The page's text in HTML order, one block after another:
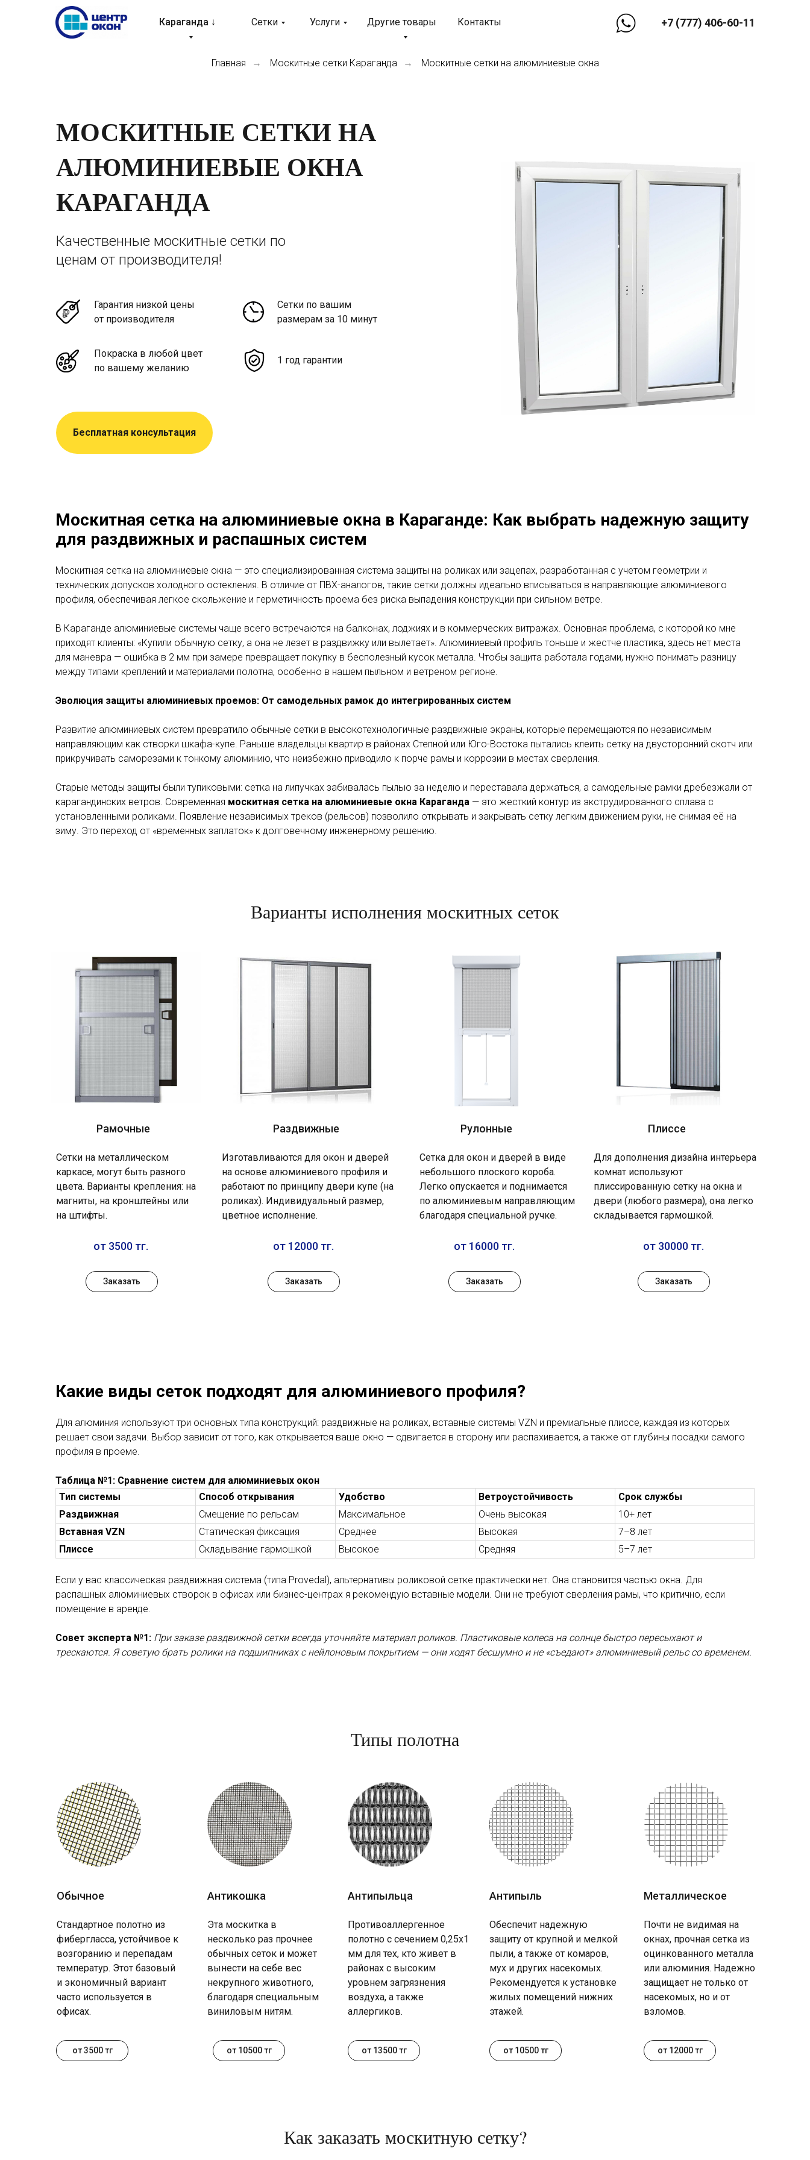
+7 (777) 406-60-11
Услуги
Караганда ↓ Другие товары Контакты
Сетки
Главная → Москитные сетки Караганда → Москитные сетки на алюминиевые окна
МОСКИТНЫЕ СЕТКИ НА
АЛЮМИНИЕВЫЕ ОКНА
КАРАГАНДА
Гарантия низкой цены
от производителя
Сетки по вашим
размерам за 10 минут
Покраска в любой цвет
по вашему желанию
1 год гарантии
Бесплатная консультация
Качественные москитные сетки по
ценам от производителя!
Москитная сетка на алюминиевые окна в Караганде: Как выбрать надежную защиту
для раздвижных и распашных систем
Москитная сетка на алюминиевые окна — это специализированная система защиты на роликах или зацепах, разработанная с учетом геометрии и
технических допусков холодного остекления. В отличие от ПВХ-аналогов, такие сетки должны идеально вписываться в направляющие алюминиевого
профиля, обеспечивая легкое скольжение и герметичность проема без риска выпадения конструкции при сильном ветре.
В Караганде алюминиевые системы чаще всего встречаются на балконах, лоджиях и в коммерческих витражах. Основная проблема, с которой ко мне
приходят клиенты: «Купили обычную сетку, а она не лезет в раздвижку или вылетает». Алюминиевый профиль тоньше и жестче пластика, здесь нет места
для маневра — ошибка в 2 мм при замере превращает покупку в бесполезный кусок металла. Чтобы защита работала годами, нужно понимать разницу
между типами креплений и материалами полотна, особенно в нашем пыльном и ветреном регионе.
Эволюция защиты алюминиевых проемов: От самодельных рамок до интегрированных систем
Развитие алюминиевых систем превратило обычные сетки в высокотехнологичные раздвижные экраны, которые перемещаются по независимым
направляющим как створки шкафа-купе. Раньше владельцы квартир в районах Степной или Юго-Востока пытались клеить сетку на двусторонний скотч или
прикручивать саморезами к тонкому алюминию, что неизбежно приводило к порче рамы и коррозии в местах сверления.
Старые методы защиты были тупиковыми: сетка на липучках забивалась пылью за неделю и переставала держаться, а самодельные рамки дребезжали от
карагандинских ветров. Современная москитная сетка на алюминиевые окна Караганда — это жесткий контур из экструдированного сплава с
установленными роликами. Появление независимых треков (рельсов) позволило открывать и закрывать сетку легким движением руки, не снимая её на
зиму. Это переход от «временных заплаток» к долговечному инженерному решению.
Варианты исполнения москитных сеток
Рамочные Раздвижные Рулонные Плиссе
Сетки на металлическом
каркасе, могут быть разного
цвета. Варианты крепления: на
магниты, на кронштейны или
на штифты.
Изготавливаются для окон и дверей
на основе алюминиевого профиля и
работают по принципу двери купе (на
роликах). Индивидуальный размер,
цветное исполнение.
Сетка для окон и дверей в виде
небольшого плоского короба.
Легко опускается и поднимается
по алюминиевым направляющим
благодаря специальной ручке.
Для дополнения дизайна интерьера
комнат используют
плиссированную сетку на окна и
двери (любого размера), она легко
складывается гармошкой.
от 3500 тг. от 12000 тг. от 16000 тг. от 30000 тг.
Заказать Заказать Заказать Заказать
Какие виды сеток подходят для алюминиевого профиля?
Для алюминия используют три основных типа конструкций: раздвижные на роликах, вставные системы VZN и премиальные плиссе, каждая из которых
решает свои задачи. Выбор зависит от того, как открывается ваше окно — сдвигается в сторону или распахивается, а также от глубины посадки самого
профиля в проеме.
Таблица №1: Сравнение систем для алюминиевых окон
Тип системы
Способ открывания Удобство Ветроустойчивость
Срок службы
Раздвижная
Смещение по рельсам Максимальное Очень высокая
10+ лет
Вставная VZN
Статическая фиксация Среднее Высокая
7–8 лет
Плиссе
Складывание гармошкой Высокое Средняя 5–7 лет
Если у вас классическая раздвижная система (типа Provedal), альтернативы роликовой сетке практически нет. Она становится частью окна. Для
распашных алюминиевых створок в офисах или бизнес-центрах я рекомендую вставные модели. Они не требуют сверления рамы, что критично, если
помещение в аренде.
Совет эксперта №1: При заказе раздвижной сетки всегда уточняйте материал роликов. Пластиковые колеса на солнце быстро пересыхают и
трескаются. Я советую брать ролики на подшипниках с нейлоновым покрытием — они ходят бесшумно и не «съедают» алюминиевый рельс со временем.
Типы полотна
Обычное Антикошка Антипыльца Антипыль
Стандартное полотно из
фибергласса, устойчивое к
возгоранию и перепадам
температур. Этот базовый
и экономичный вариант
часто используется в
офисах.
Эта москитка в
несколько раз прочнее
обычных сеток и может
вынести на себе вес
некрупного животного,
благодаря специальным
виниловым нитям.
Противоаллергенное
полотно с сечением 0,25х1
мм для тех, кто живет в
районах с высоким
уровнем загрязнения
воздуха, а также
аллергиков.
Обеспечит надежную
защиту от крупной и мелкой
пыли, а также от комаров,
мух и других насекомых.
Рекомендуется к установке
жилых помещений нижних
этажей.
Металлическое
Почти не видимая на
окнах, прочная сетка из
оцинкованного металла
или алюминия. Надежно
защищает не только от
насекомых, но и от
взломов.
от 3500 тг от 10500 тг от 13500 тг от 10500 тг от 12000 тг
Как заказать москитную сетку?